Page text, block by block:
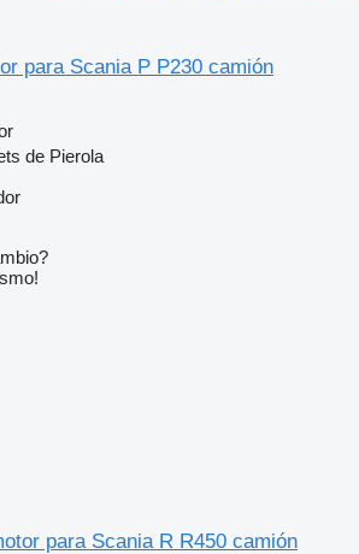
para Scania P P230 camión
de Pierola
para Scania R R450 camión